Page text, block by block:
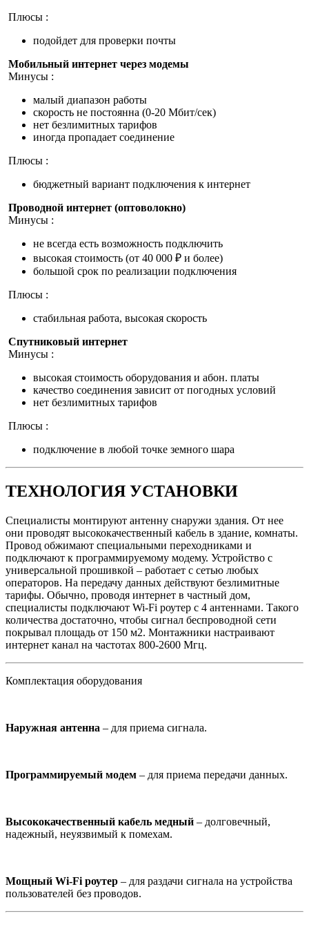
Плюсы :
подойдет для проверки почты
Мобильный интернет через модемы
Минусы :
малый диапазон работы
скорость не постоянна (0-20 Мбит/сек)
нет безлимитных тарифов
иногда пропадает соединение
Плюсы :
бюджетный вариант подключения к интернет
Проводной интернет (оптоволокно)
Минусы :
не всегда есть возможность подключить
высокая стоимость (от 40 000 ₽ и более)
большой срок по реализации подключения
Плюсы :
стабильная работа, высокая скорость
Спутниковый интернет
Минусы :
высокая стоимость оборудования и абон. платы
качество соединения зависит от погодных условий
нет безлимитных тарифов
Плюсы :
подключение в любой точке земного шара
ТЕХНОЛОГИЯ УСТАНОВКИ
Специалисты монтируют антенну снаружи здания. От нее
они проводят высококачественный кабель в здание, комнаты.
Провод обжимают специальными переходниками и
подключают к программируемому модему. Устройство с
универсальной прошивкой – работает с сетью любых
операторов. На передачу данных действуют безлимитные
тарифы. Обычно, проводя интернет в частный дом,
специалисты подключают Wi-Fi роутер с 4 антеннами. Такого
количества достаточно, чтобы сигнал беспроводной сети
покрывал площадь от 150 м2. Монтажники настраивают
интернет канал на частотах 800-2600 Мгц.
Комплектация оборудования
Наружная антенна – для приема сигнала.
Программируемый модем – для приема передачи данных.
Высококачественный кабель медный – долговечный,
надежный, неуязвимый к помехам.
Мощный Wi-Fi роутер – для раздачи сигнала на устройства
пользователей без проводов.